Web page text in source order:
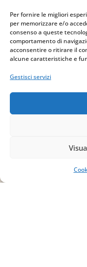
Per fornire le migliori
per memorizzare e/o
consenso a queste
comportamento di
acconsentire o ritirare il
alcune caratteristiche e
Gestisci servizi
P.IVA
IT02754810642
Per restare
novità,